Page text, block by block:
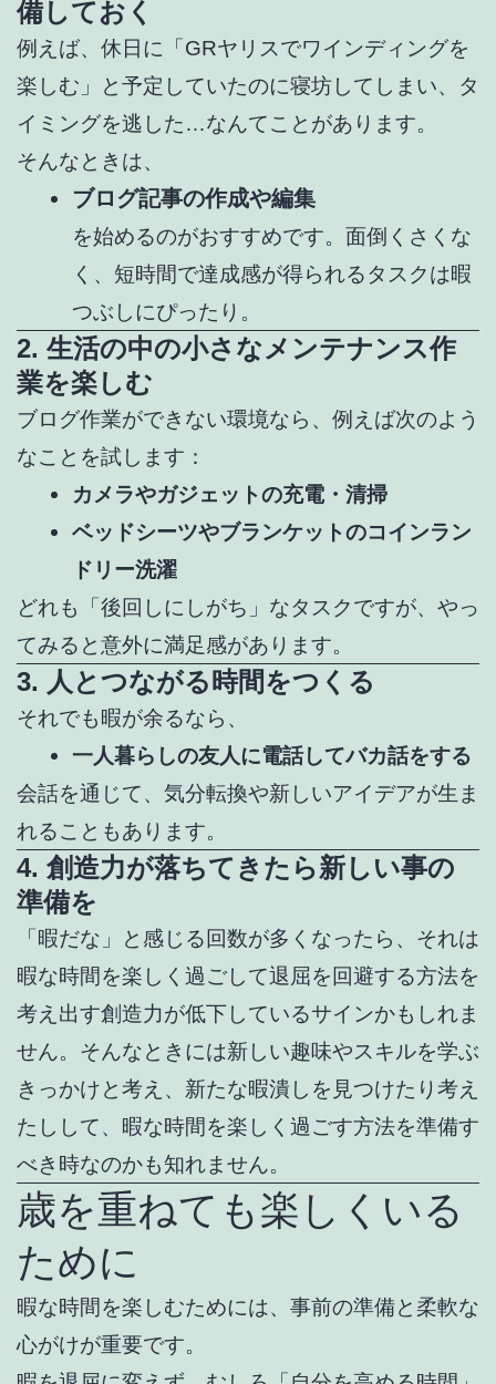
備しておく
例えば、休日に「GRヤリスでワインディングを
楽しむ」と予定していたのに寝坊してしまい、タ
イミングを逃した…なんてことがあります。
そんなときは、
ブログ記事の作成や編集
を始めるのがおすすめです。面倒くさくな
く、短時間で達成感が得られるタスクは暇
つぶしにぴったり。
2. 生活の中の小さなメンテナンス作
業を楽しむ
ブログ作業ができない環境なら、例えば次のよう
なことを試します：
カメラやガジェットの充電・清掃
ベッドシーツやブランケットのコインラン
ドリー洗濯
どれも「後回しにしがち」なタスクですが、やっ
てみると意外に満足感があります。
3. 人とつながる時間をつくる
それでも暇が余るなら、
一人暮らしの友人に電話してバカ話をする
会話を通じて、気分転換や新しいアイデアが生ま
れることもあります。
4. 創造力が落ちてきたら新しい事の
準備を
「暇だな」と感じる回数が多くなったら、それは
暇な時間を楽しく過ごして退屈を回避する方法を
考え出す創造力が低下しているサインかもしれま
せん。そんなときには新しい趣味やスキルを学ぶ
きっかけと考え、 新たな暇潰しを見つけたり考え
たしして、 暇な時間を楽しく過ごす方法を準備す
べき時なのかも知れません。
歳を重ねても楽しくいる
ために
暇な時間を楽しむためには、事前の準備と柔軟な
心がけが重要です。